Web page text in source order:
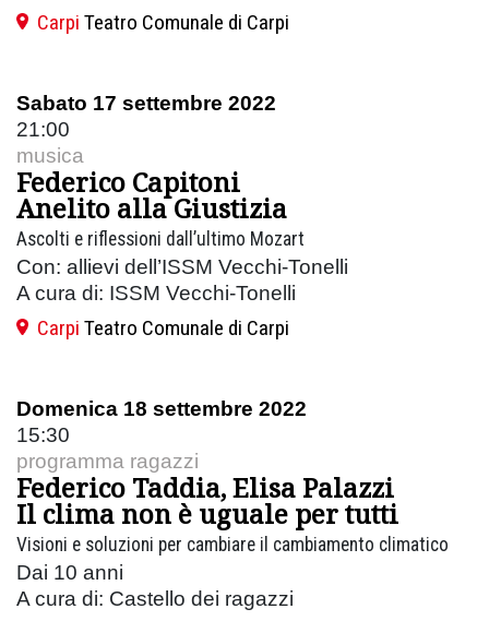
Carpi Teatro Comunale di Carpi
Sabato 17 settembre 2022
21:00
musica
Federico Capitoni
Anelito alla Giustizia
Ascolti e riflessioni dall’ultimo Mozart
Con: allievi dell’ISSM Vecchi-Tonelli
A cura di: ISSM Vecchi-Tonelli
Carpi Teatro Comunale di Carpi
Domenica 18 settembre 2022
15:30
programma ragazzi
Federico Taddia, Elisa Palazzi
Il clima non è uguale per tutti
Visioni e soluzioni per cambiare il cambiamento climatico
Dai 10 anni
A cura di: Castello dei ragazzi